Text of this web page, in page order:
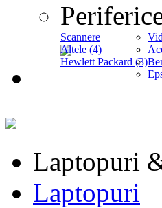
Scannere
Altele (4)
Hewlett Packard (3)
Laptopuri
Laptopuri